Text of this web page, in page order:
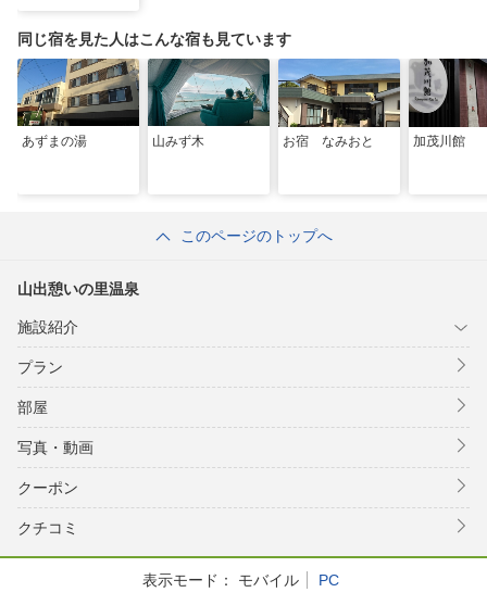
同じ宿を見た人はこんな宿も見ています
あずまの湯 山みず木 お宿 なみおと 加茂川館
このページのトップへ
山出憩いの里温泉
施設紹介
プラン
部屋
写真・動画
クーポン
クチコミ
表示モード： モバイル
PC